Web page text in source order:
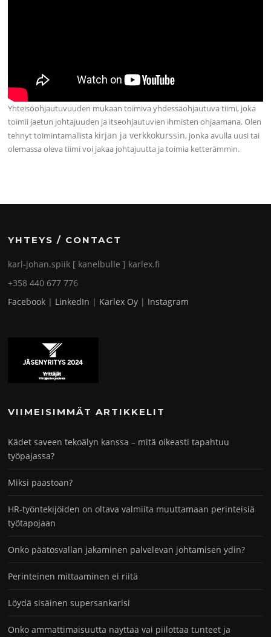
Yhteisöohjautuvuuden mukaan toimiva yhdessäohjautuva tiimi, joka
toimii jaetun johtajuuden ja itseohjautuvien ihmisten ohjaamana. Olen
tehnyt toimintamallista kirjan ja verkkokurssin, jonka avulla uusi tai
olemassa oleva tiimi voi jakaa johtajuutta ja toimia ketterämmin.
YHTEYS / CONTACT
karl-johan.spiik [ kanelbulle ] karlex.fi
+358 440 677 776
Facebook | LinkedIn | Karlex Oy | Instagram
VIIMEISIMMÄT ARTIKKELIT
Kädet saveen tekoälyn kanssa – mitä oikeasti tapahtuu
työpajassa?
Miksi paastoan?
HR-työntekijöiden on oltava valmiita muuttamaan perinteisiä
työtapojaan
Onko päätösvallan jakaminen palvelevan johtamisen ydin?
Perinteinen mittaaminen ei riitä
Löydä sisäinen supersankarisi
Onko ammattimaisuutta näyttää vai piilottaa tunteet ja